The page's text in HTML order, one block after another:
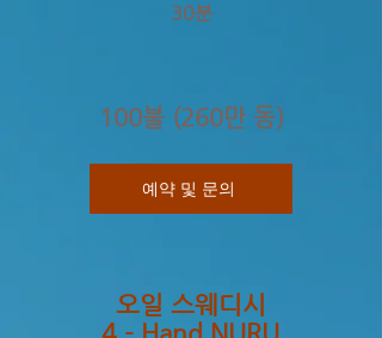
30분
100불 (260만 동)
예약 및 문의
오일 스웨디시